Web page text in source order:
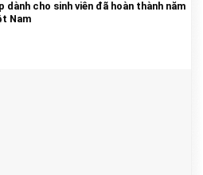
cho sinh viên đã hoàn thành năm
Nam